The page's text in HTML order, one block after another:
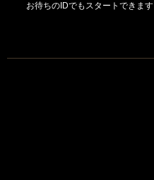
お待ちのIDでもスタートできます